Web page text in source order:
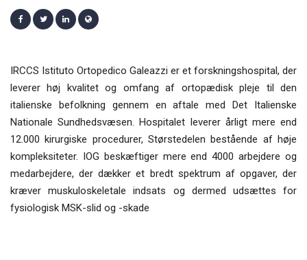
IRCCS Istituto Ortopedico Galeazzi er et forskningshospital, der
leverer høj kvalitet og omfang af ortopædisk pleje til den
italienske befolkning gennem en aftale med Det Italienske
Nationale Sundhedsvæsen. Hospitalet leverer årligt mere end
12.000 kirurgiske procedurer, Størstedelen bestående af høje
kompleksiteter. IOG beskæftiger mere end 4000 arbejdere og
medarbejdere, der dækker et bredt spektrum af opgaver, der
kræver muskuloskeletale indsats og dermed udsættes for
fysiologisk MSK-slid og -skade